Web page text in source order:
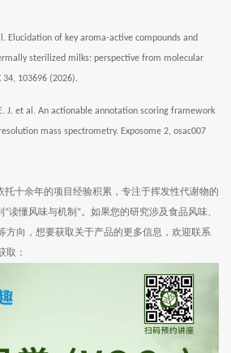
Elucidation of key aroma-active compounds and
sterilized milks: perspective from molecular
34, 103696 (2026).
J. et al. An actionable annotation scoring framework
mass spectrometry. Exposome 2, osac007
托十余年的项目经验积累，专注于挥发性代谢物的
“读懂风味与机制 ”。如果您的研究涉及食品风味、
方向，想要获取关于产品的更多信息，欢迎联系
取：